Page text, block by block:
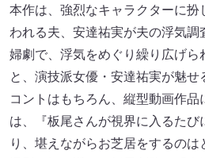
本作は、強烈なキャラクターに扮
われる夫、安達祐実が夫の浮気調
婦劇で、浮気をめぐり繰り広げら
と、演技派女優・安達祐実が魅
コントはもちろん、縦型動画作
は、『板尾さんが視界に入るたび
り、堪えながらお芝居をするのは